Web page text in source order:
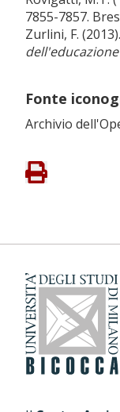
7855-7857.
Zurlini, F. (2013).
Fonte
Archivio